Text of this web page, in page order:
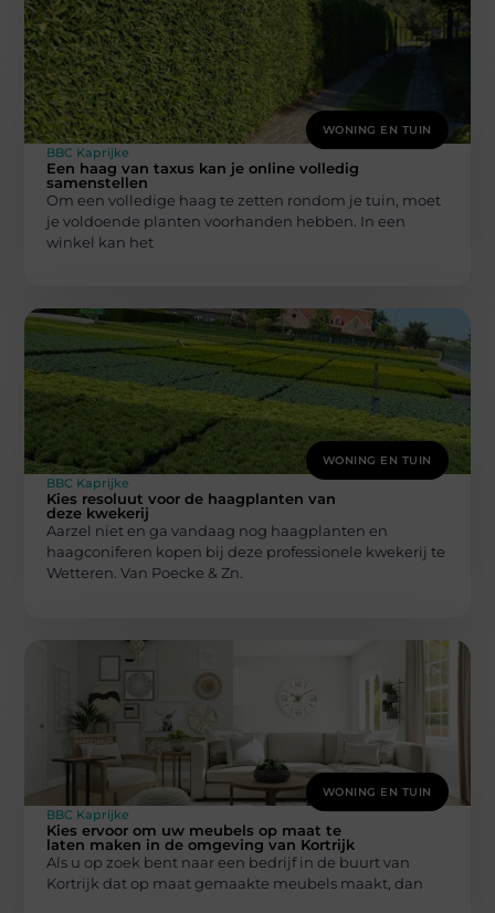
WONING EN TUIN
BBC Kaprijke
Een haag van taxus kan je online volledig
samenstellen
Om een volledige haag te zetten rondom je tuin, moet
je voldoende planten voorhanden hebben. In een
winkel kan het
WONING EN TUIN
BBC Kaprijke
Kies resoluut voor de haagplanten van
deze kwekerij
Aarzel niet en ga vandaag nog haagplanten en
haagconiferen kopen bij deze professionele kwekerij te
Wetteren. Van Poecke & Zn.
WONING EN TUIN
BBC Kaprijke
Kies ervoor om uw meubels op maat te
laten maken in de omgeving van Kortrijk
Als u op zoek bent naar een bedrijf in de buurt van
Kortrijk dat op maat gemaakte meubels maakt, dan